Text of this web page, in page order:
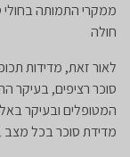
חולה
לאור זאת, מדידות
סוכר רציפים, בעיקר
המטופלים ובעיקר
מדידת סוכר בכל מצב